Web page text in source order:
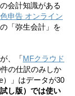
会計知識がある
申告 オンライン
「弥生会計」を
、「MFクラウド
の仕訳のみしか
）」はデータが30
し版）では使い